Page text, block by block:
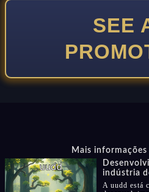
SEE
Mais
indústria
A uudd está